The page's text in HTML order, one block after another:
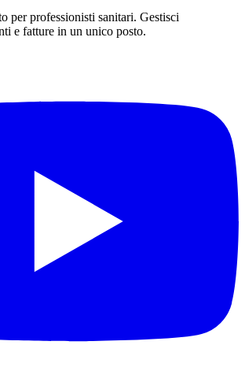
per professionisti sanitari. Gestisci
e fatture in un unico posto.